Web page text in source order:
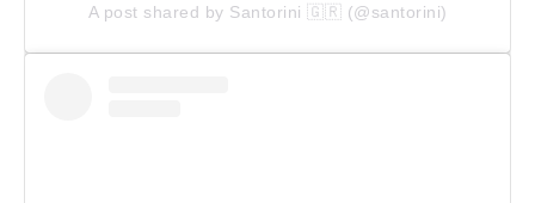
A post shared by Santorini 🇬🇷 (@santorini)